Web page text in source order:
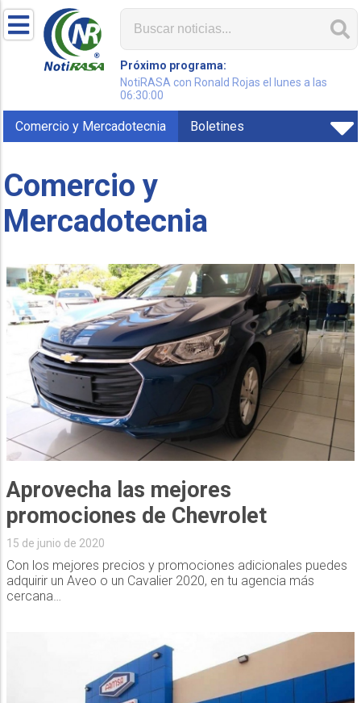
Próximo programa:
NotiRASA con Ronald Rojas el lunes a las
06:30:00
Comercio y Mercadotecnia Boletines
Comercio y
Mercadotecnia
Aprovecha las mejores
promociones de Chevrolet
15 de junio de 2020
Con los mejores precios y promociones adicionales puedes
adquirir un Aveo o un Cavalier 2020, en tu agencia más
cercana…